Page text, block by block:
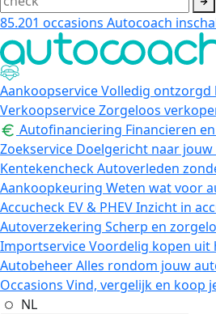
85.201 occasions Autocoach
AankoopserviceVolledig ontzorgd
VerkoopserviceZorgeloos
Autofinanciering Financieren
Zoekservice Doelgericht naar jouw
KentekencheckAutoverleden
Aankoopkeuring Weten wat voor
Accucheck EV & PHEVInzicht in
Autoverzekering Scherp en
ImportserviceVoordelig kopen uit
AutobeheerAlles rondom jouw
Occasions Vind, vergelijk en koop
NL